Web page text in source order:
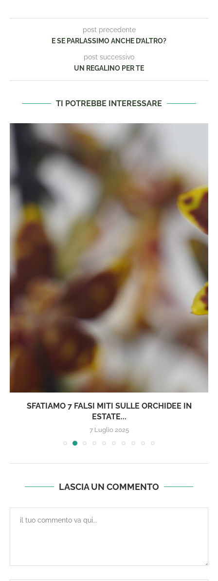
post precedente
E SE PARLASSIMO ANCHE D’ALTRO?
post successivo
UN REGALINO PER TE
TI POTREBBE INTERESSARE
SFATIAMO 7 FALSI MITI SULLE ORCHIDEE IN
ESTATE...
7 Luglio 2025
LASCIA UN COMMENTO